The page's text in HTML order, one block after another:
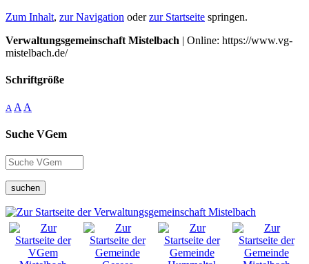
Zum Inhalt, zur Navigation oderzur Startseite springen.
Verwaltungsgemeinschaft Mistelbach | Online: https://www.vg-
mistelbach.de/
Schriftgröße
A A A
Suche VGem
suchen